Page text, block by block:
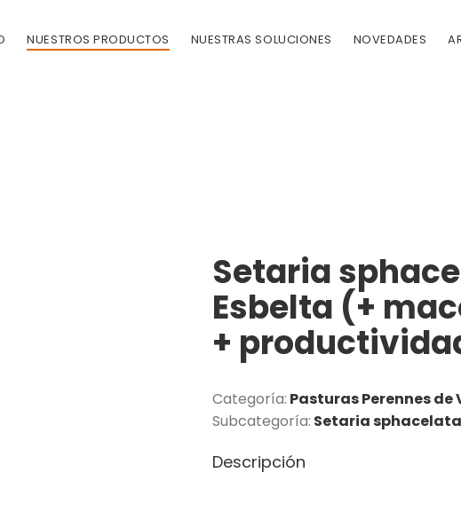
NUESTROS PRODUCTOS NUESTRAS SOLUCIONES NOVEDADES
Setaria
Esbelta (+
+
Categoría: Pasturas Perennes de
Subcategoría: Setaria sphacelata
Descripción